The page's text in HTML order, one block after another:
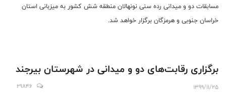
مسابقات دو و میدانی رده سنی نونهالان منطقه شش کشور به میزبانی استان
خراسان جنوبی و هرمزگان برگزار خواهد شد.
برگزاری رقابت‌های دو و میدانی در شهرستان بیرجند
1399/11/25
29846